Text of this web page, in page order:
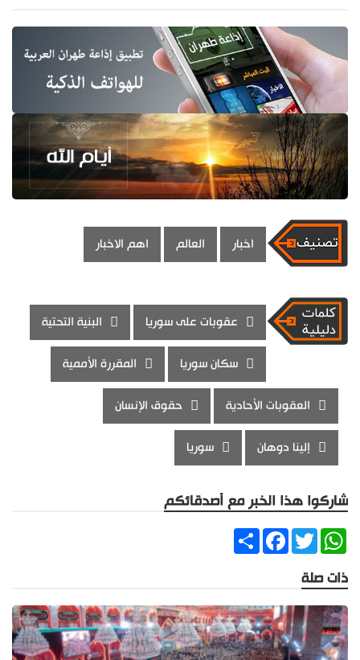
اخبار العالم اهم الاخبار
عقوبات على سوريا البنية التحتية
سكان سوريا المقررة الأممية
العقوبات الأحادية حقوق الإنسان
إلينا دوهان سوريا
شاركوا هذا الخبر مع أصدقائكم
ShareFacebookTwitter
WhatsApp
ذات صلة